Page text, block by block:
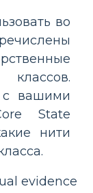
во
с вашими
State
нити
evidence